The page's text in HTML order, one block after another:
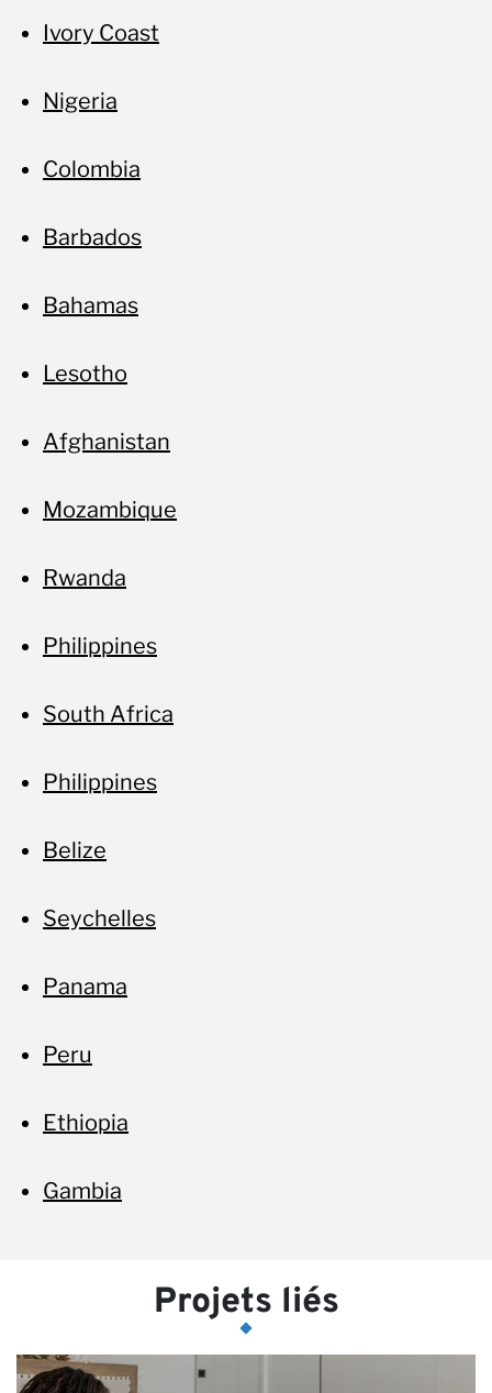
Ivory Coast
Nigeria
Colombia
Barbados
Bahamas
Lesotho
Afghanistan
Mozambique
Rwanda
Philippines
South Africa
Philippines
Belize
Seychelles
Panama
Peru
Ethiopia
Gambia
Projets liés